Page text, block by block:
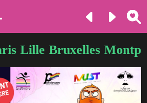
Lille Bruxelles